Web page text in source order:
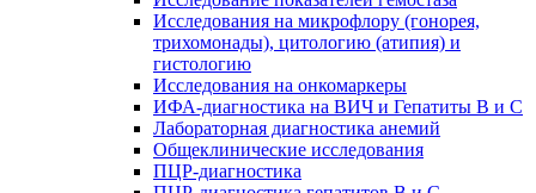
Исследования на микрофлору (гонорея,
трихомонады), цитологию (атипия) и
гистологию
Исследования на онкомаркеры
ИФА-диагностика на ВИЧ и Гепатиты B и C
Лабораторная диагностика анемий
Общеклинические исследования
ПЦР-диагностика